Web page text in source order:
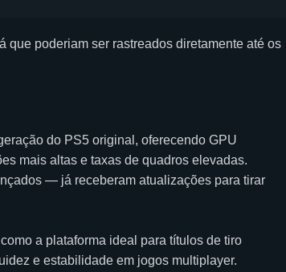
que poderiam ser rastreados diretamente até os
do PS5 original, oferecendo GPU
mais altas e taxas de quadros elevadas.
— já receberam atualizações para tirar
a plataforma ideal para títulos de tiro
e estabilidade em jogos multiplayer.